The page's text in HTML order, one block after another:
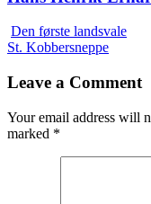
Den første landsvale
St. Kobbersneppe
Leave a Comment
Your email address will
marked *